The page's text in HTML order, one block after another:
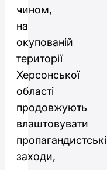
чином,
на
окупованій
території
Херсонської
області
продовжують
влаштовувати
пропагандистські
заходи,